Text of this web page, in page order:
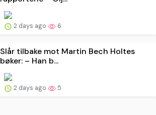
2 days ago 6
Slår tilbake mot Martin Bech Holtes
bøker: – Han b...
2 days ago 5